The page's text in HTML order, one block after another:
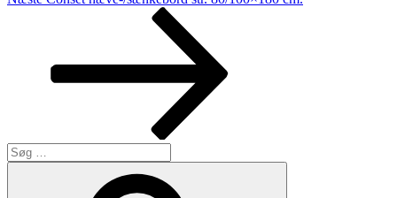
Søg
efter: